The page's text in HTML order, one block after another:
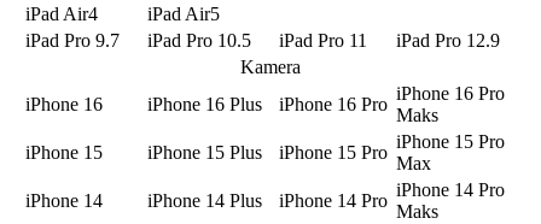
iPad Air4
iPad Air5
iPad Pro 9.7
iPad Pro 10.5 iPad Pro 11
iPad Pro 12.9
Kamera
iPhone 16
iPhone 16 Plus iPhone 16 Pro
iPhone 16 Pro
Maks
iPhone 15
iPhone 15 Plus iPhone 15 Pro
iPhone 15 Pro
Max
iPhone 14
iPhone 14 Plus iPhone 14 Pro
iPhone 14 Pro
Maks